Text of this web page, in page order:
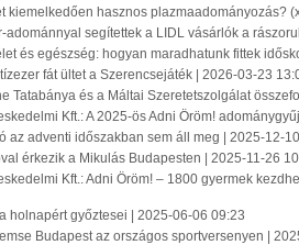
kiemelkedően hasznos plazmaadományozás?
adománnyal segítettek a LIDL vásárlók a
és egészség: hogyan maradhatunk fittek
fát ültet a Szerencsejáték | 2026-03-23
Tatabánya és a Máltai Szeretetszolgálat
Kft.: A 2025-ös Adni Öröm!
az adventi időszakban sem áll meg | 2025-12-
érkezik a Mikulás Budapesten | 2025-11-26
Kft.: Adni Öröm! – 1800 gyermek
holnapért győztesei | 2025-06-06 09:23
Budapest az országos sportversenyen |